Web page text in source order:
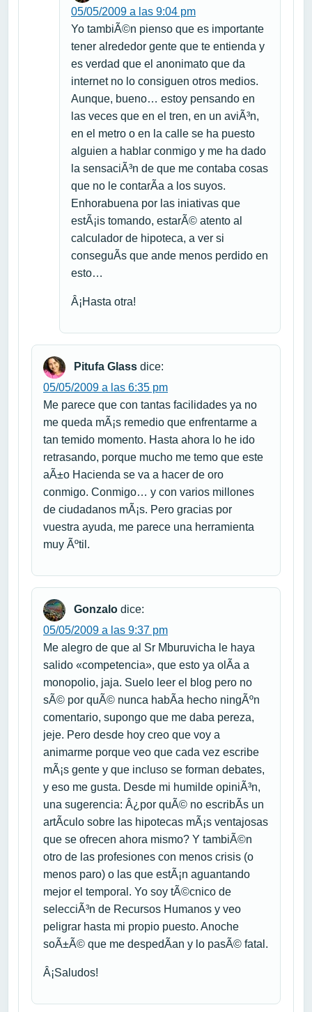
05/05/2009 a las 9:04 pm
Yo tambiÃ©n pienso que es importante
tener alrededor gente que te entienda y
es verdad que el anonimato que da
internet no lo consiguen otros medios.
Aunque, bueno… estoy pensando en
las veces que en el tren, en un aviÃ³n,
en el metro o en la calle se ha puesto
alguien a hablar conmigo y me ha dado
la sensaciÃ³n de que me contaba cosas
que no le contarÃ­a a los suyos.
Enhorabuena por las iniativas que
estÃ¡is tomando, estarÃ© atento al
calculador de hipoteca, a ver si
conseguÃ­s que ande menos perdido en
esto…
Â¡Hasta otra!
Pitufa Glass dice:
05/05/2009 a las 6:35 pm
Me parece que con tantas facilidades ya no
me queda mÃ¡s remedio que enfrentarme a
tan temido momento. Hasta ahora lo he ido
retrasando, porque mucho me temo que este
aÃ±o Hacienda se va a hacer de oro
conmigo. Conmigo… y con varios millones
de ciudadanos mÃ¡s. Pero gracias por
vuestra ayuda, me parece una herramienta
muy Ãºtil.
Gonzalo dice:
05/05/2009 a las 9:37 pm
Me alegro de que al Sr Mburuvicha le haya
salido «competencia», que esto ya olÃ­a a
monopolio, jaja. Suelo leer el blog pero no
sÃ© por quÃ© nunca habÃ­a hecho ningÃºn
comentario, supongo que me daba pereza,
jeje. Pero desde hoy creo que voy a
animarme porque veo que cada vez escribe
mÃ¡s gente y que incluso se forman debates,
y eso me gusta. Desde mi humilde opiniÃ³n,
una sugerencia: Â¿por quÃ© no escribÃ­s un
artÃ­culo sobre las hipotecas mÃ¡s ventajosas
que se ofrecen ahora mismo? Y tambiÃ©n
otro de las profesiones con menos crisis (o
menos paro) o las que estÃ¡n aguantando
mejor el temporal. Yo soy tÃ©cnico de
selecciÃ³n de Recursos Humanos y veo
peligrar hasta mi propio puesto. Anoche
soÃ±Ã© que me despedÃ­an y lo pasÃ© fatal.
Â¡Saludos!